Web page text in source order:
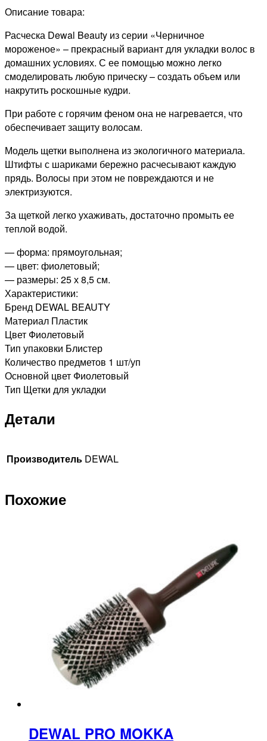
прямоугольная
Описание товара:
Расческа Dewal Beauty из серии «Черничное
мороженое» – прекрасный вариант для укладки волос в
домашних условиях. С ее помощью можно легко
смоделировать любую прическу – создать объем или
накрутить роскошные кудри.
При работе с горячим феном она не нагревается, что
обеспечивает защиту волосам.
Модель щетки выполнена из экологичного материала.
Штифты с шариками бережно расчесывают каждую
прядь. Волосы при этом не повреждаются и не
электризуются.
За щеткой легко ухаживать, достаточно промыть ее
теплой водой.
— форма: прямоугольная;
— цвет: фиолетовый;
— размеры: 25 х 8,5 см.
Характеристики:
Бренд DEWAL BEAUTY
Материал Пластик
Цвет Фиолетовый
Тип упаковки Блистер
Количество предметов 1 шт/уп
Основной цвет Фиолетовый
Тип Щетки для укладки
Детали
Производитель DEWAL
Похожие
DEWAL PRO MOKKA